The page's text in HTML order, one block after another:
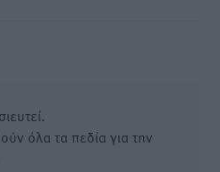
όλα τα πεδία για την